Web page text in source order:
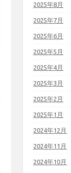
2025年8月
2025年7月
2025年6月
2025年5月
2025年4月
2025年3月
2025年2月
2025年1月
2024年12月
2024年11月
2024年10月